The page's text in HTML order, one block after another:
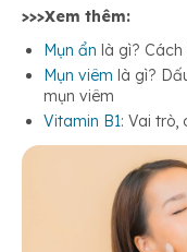
>>>Xem thêm:
Mụn ẩn là gì?
Mụn viêm là gì?
mụn viêm
Vitamin B1: Vai trò,